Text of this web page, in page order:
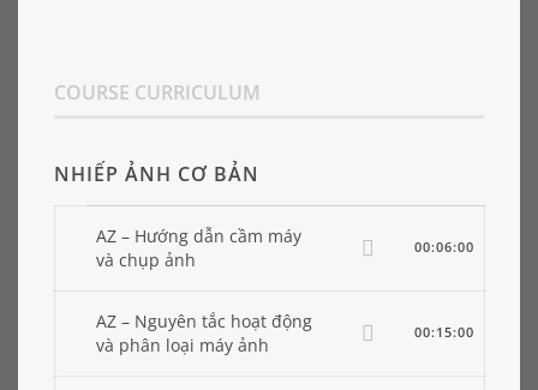
COURSE CURRICULUM
NHIẾP ẢNH CƠ BẢN
AZ – Hướng dẫn cầm máy
và chụp ảnh
00:06:00
AZ – Nguyên tắc hoạt động
và phân loại máy ảnh
00:15:00